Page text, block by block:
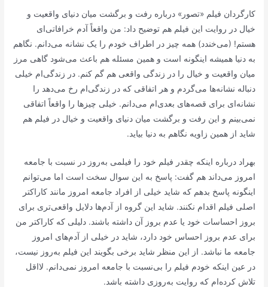
کارگردان فیلم «تصور» درباره رفت و برگشت میان دنیای واقعیت و
خیال در روایت این فیلم هم توضیح داد: من واقعاً آدم خرافاتی‌ای
هستم! (می‌خندد) همه چیز در اطراف خودم را یک نشانه می‌دانم. نگاهم
به دنیا همیشه اینگونه است و همین مسئله هم باعث می‌شود گاهی مرز
میان واقعیت و خیال را در زندگی واقعی هم گم کنم. در زندگی‌ام خیلی
دنباله نشانه‌ها می‌گردم و هر اتفاقی که در زندگی‌ام رخ می‌دهد را
نشانه‌ای برای قصه‌های بعدی‌ام می‌دانم. خیلی چیزها را واقعاً اتفاقی
نمی‌بینم و این رفت و برگشت میان دنیای واقعیت و خیال در فیلم هم
شاید از همین زاویه نگاهم به دنیا بیاید.
بهراد درباره اینکه چقدر فیلم خود را فیلمی به‌روز در نسبت با جامعه
امروز می‌داند هم گفت: پاسخ به این سوال سخت است اما می‌توانم
اینگونه پاسخ بدهم که شاید خیلی از افراد جامعه امروز مانند کاراکتر
اصلی فیلم اقدام نکنند. شاید این گروه از آدم‌ها دلایل واقعی‌تری برای
بروز احساسات خود یا عدم بروز آن داشته باشند. دلیلی که کاراکتر من
برای عدم بروز احساس خود دارد، شاید در خیلی از آدم‌های امروز
جامعه ما نباشد. از این منظر شاید برخی بگویند این فیلم به‌روز نیست،
در عین اینکه خودم فیلم را بی‌نسبت با جامعه امروز نمی‌دانم. لااقل
تلاش کرده‌ام که روایت به‌روزی داشته باشد.